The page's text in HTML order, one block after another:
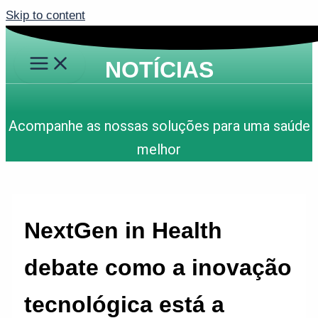
Skip to content
NOTÍCIAS
Acompanhe as nossas soluções para uma saúde
melhor
NextGen in Health
debate como a inovação
tecnológica está a